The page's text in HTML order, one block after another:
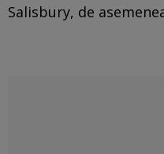
Salisbury, de